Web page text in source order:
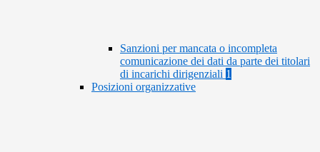
Sanzioni per mancata o incompleta
comunicazione dei dati da parte dei titolari
di incarichi dirigenziali 1
Posizioni organizzative